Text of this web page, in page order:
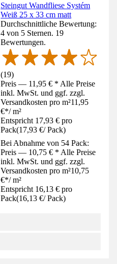
Steingut Wandfliese Systém
Weiß 25 x 33 cm matt
Durchschnittliche Bewertung:
4 von 5 Sternen. 19
Bewertungen.
(19)
Preis — 11,95 € * Alle Preise
inkl. MwSt. und ggf. zzgl.
Versandkosten pro m²11,95
€*/ m²
Entspricht 17,93 € pro
Pack(17,93 €/ Pack)
Bei Abnahme von 54 Pack:
Preis — 10,75 € * Alle Preise
inkl. MwSt. und ggf. zzgl.
Versandkosten pro m²10,75
€*/ m²
Entspricht 16,13 € pro
Pack(16,13 €/ Pack)